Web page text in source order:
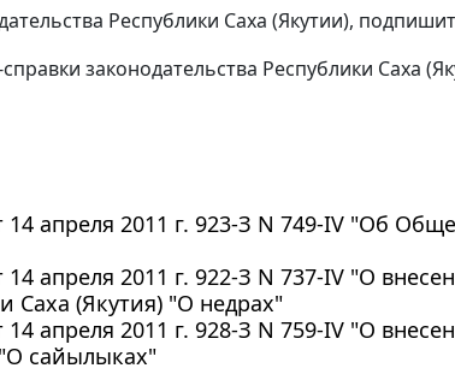
Республики Саха (Якутии),
законодательства Республики Саха
апреля 2011 г. 923-З N 749-IV "Об
апреля 2011 г. 922-З N 737-IV "О
Саха (Якутия) "О недрах"
апреля 2011 г. 928-З N 759-IV "О
сайылыках"